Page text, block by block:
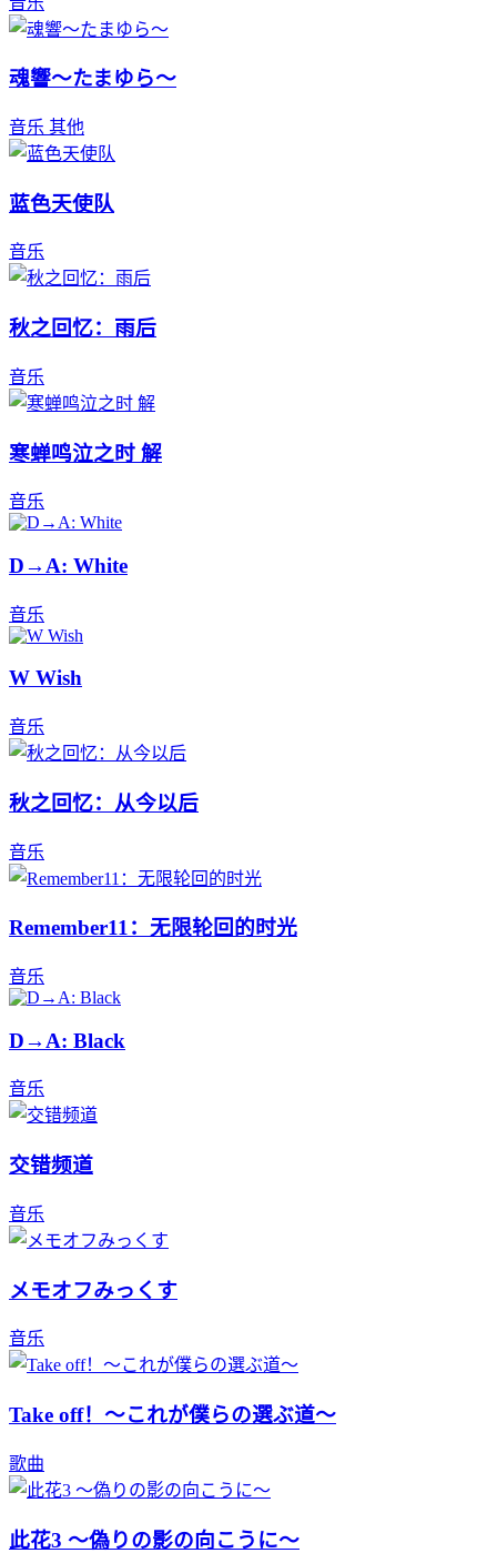
魂響〜たまゆら〜
音乐 其他
蓝色天使队
音乐
秋之回忆：雨后
音乐
寒蝉鸣泣之时 解
音乐
D→A: White
音乐
W Wish
音乐
秋之回忆：从今以后
音乐
Remember11：无限轮回的时光
音乐
D→A: Black
音乐
交错频道
音乐
メモオフみっくす
音乐
Take off！～これが僕らの選ぶ道～
歌曲
此花3 ～偽りの影の向こうに～